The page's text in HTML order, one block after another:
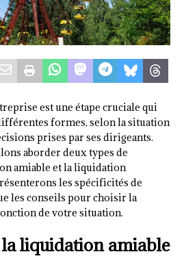
est une étape cruciale qui
formes, selon la situation
prises par ses dirigeants.
aborder deux types de
amiable et la liquidation
les spécificités de
les conseils pour choisir la
de votre situation.
la liquidation amiable